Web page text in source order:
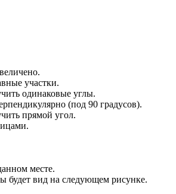
участки.
одинаковые углы.
(под 90 градусов).
прямой угол.
месте.
будет вид на следующем рисунке.